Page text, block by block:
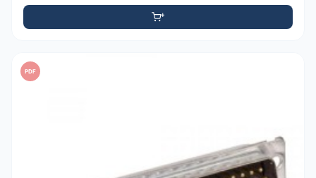
PDF